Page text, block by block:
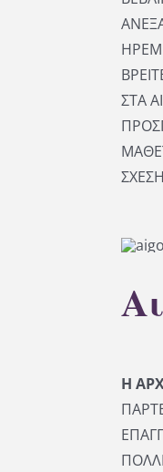
ΣΤΑ
Η